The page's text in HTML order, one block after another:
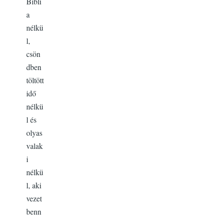
a
nélkü
l,
csön
dben
töltött
idő
nélkü
l és
olyas
valak
i
nélkü
l, aki
vezet
benn